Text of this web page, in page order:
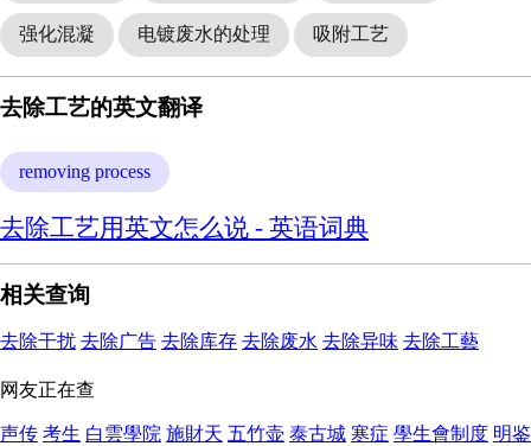
强化混凝 电镀废水的处理 吸附工艺
去除工艺的英文翻译
removing process
去除工艺用英文怎么说 - 英语词典
相关查询
去除干扰 去除广告 去除库存 去除废水 去除异味 去除工藝
网友正在查
声传 考生 白雲學院 施財天 五竹壶 泰古城 寒症 學生會制度 明鉴